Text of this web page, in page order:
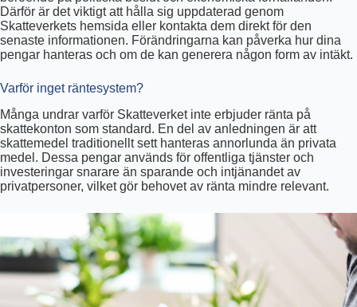
Därför är det viktigt att hålla sig uppdaterad genom
Skatteverkets hemsida eller kontakta dem direkt för den
senaste informationen. Förändringarna kan påverka hur dina
pengar hanteras och om de kan generera någon form av intäkt.
Varför inget räntesystem?
Många undrar varför Skatteverket inte erbjuder ränta på
skattekonton som standard. En del av anledningen är att
skattemedel traditionellt sett hanteras annorlunda än privata
medel. Dessa pengar används för offentliga tjänster och
investeringar snarare än sparande och intjänandet av
privatpersoner, vilket gör behovet av ränta mindre relevant.